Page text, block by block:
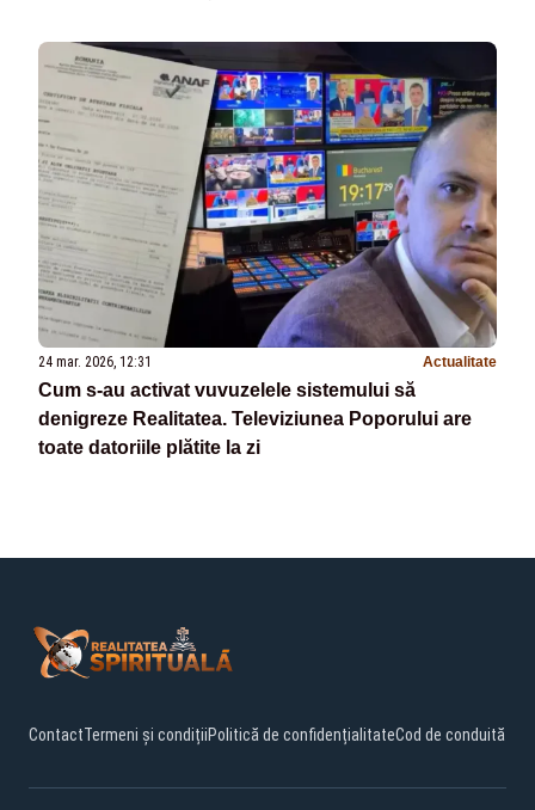
24 mar. 2026, 12:31 Actualitate
Cum s-au activat vuvuzelele sistemului să
denigreze Realitatea. Televiziunea Poporului are
toate datoriile plătite la zi
ContactTermeni și condițiiPolitică de confidențialitateCod de conduită